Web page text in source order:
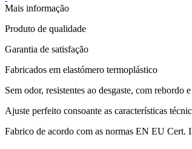
Mais informação
Produto de qualidade
Garantia de satisfação
Fabricados em elastómero termoplástico
Sem odor, resistentes ao desgaste, com rebordo
Ajuste perfeito consoante as características
Fabrico de acordo com as normas EN EU Cert.